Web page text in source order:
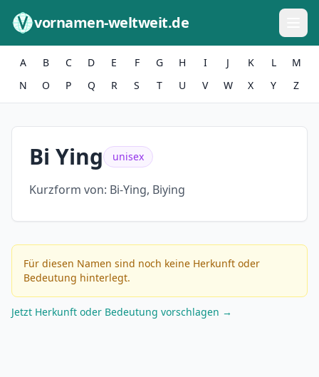
vornamen-weltweit.de
A B C D E F G H I J K L
M
N
O P Q R S T U V W X Y Z
Bi Ying unisex
Kurzform von: Bi-Ying, Biying
Für diesen Namen sind noch keine Herkunft oder
Bedeutung hinterlegt.
Jetzt Herkunft oder Bedeutung vorschlagen →